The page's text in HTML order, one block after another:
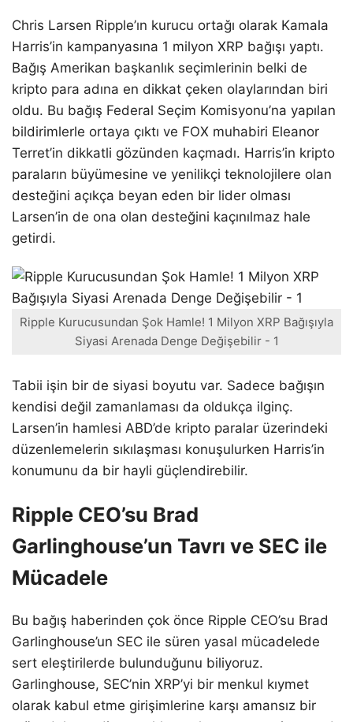
Chris Larsen Ripple’ın kurucu ortağı olarak Kamala
Harris’in kampanyasına 1 milyon XRP bağışı yaptı.
Bağış Amerikan başkanlık seçimlerinin belki de
kripto para adına en dikkat çeken olaylarından biri
oldu. Bu bağış Federal Seçim Komisyonu’na yapılan
bildirimlerle ortaya çıktı ve FOX muhabiri Eleanor
Terret’in dikkatli gözünden kaçmadı. Harris’in kripto
paraların büyümesine ve yenilikçi teknolojilere olan
desteğini açıkça beyan eden bir lider olması
Larsen’in de ona olan desteğini kaçınılmaz hale
getirdi.
Ripple Kurucusundan Şok Hamle! 1 Milyon XRP Bağışıyla
Siyasi Arenada Denge Değişebilir - 1
Tabii işin bir de siyasi boyutu var. Sadece bağışın
kendisi değil zamanlaması da oldukça ilginç.
Larsen’in hamlesi ABD’de kripto paralar üzerindeki
düzenlemelerin sıkılaşması konuşulurken Harris’in
konumunu da bir hayli güçlendirebilir.
Ripple CEO’su Brad
Garlinghouse’un Tavrı ve SEC ile
Mücadele
Bu bağış haberinden çok önce Ripple CEO’su Brad
Garlinghouse’un SEC ile süren yasal mücadelede
sert eleştirilerde bulunduğunu biliyoruz.
Garlinghouse, SEC’nin XRP’yi bir menkul kıymet
olarak kabul etme girişimlerine karşı amansız bir